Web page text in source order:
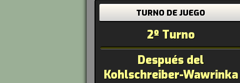
TURNO DE JUEGO
2º Turno
Después del
Kohlschreiber-Wawrinka